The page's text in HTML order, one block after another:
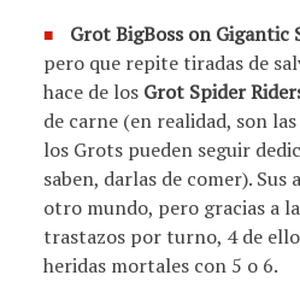
Grot BigBoss on Gigantic
pero que repite tiradas de
hace de los Grot Spider
de carne (en realidad, son
los Grots pueden seguir
saben, darlas de comer).
otro mundo, pero gracias a
trastazos por turno, 4 de
heridas mortales con 5 o 6.